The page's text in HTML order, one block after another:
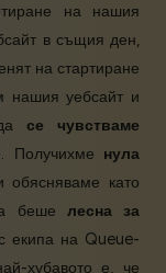
на нашия
в същия ден,
на стартиране
нашия уебсайт и
дасе чувстваме
Получихме нула
обясняваме като
бешелесна за
екипа на Queue-
хубавото е, че